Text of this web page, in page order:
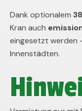
Dank optionalem
Kran auch
eingesetzt werden
Innenstädten.